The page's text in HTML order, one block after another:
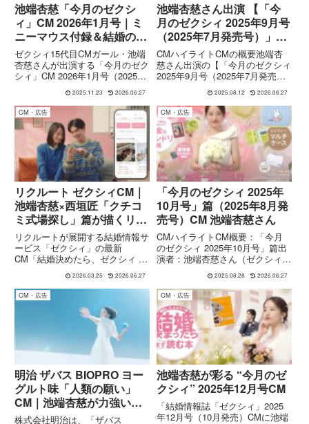
池端杏慈「今月のゼクシ
ィ」CM 2026年1月号｜ミ
ニーマウス付録＆結婚のお
金まる見せBOOKをチェッ
ク
ゼクシィ15代目CMガール・池端
杏慈さんが出演する「今月のゼク
シィ」CM 2026年1月号（2025年
11月発売号）の内容を紹介。ミ
ニーマウスのカード＆コインケー
ス付録や、「結婚のお金 裏側ま
でまる見せBOOK」など綴じ込み
別冊・特集情報もまとめます。
2025.11.23 2026.06.27
池端杏慈さん出演 【「今
月のゼクシィ 2025年9月号
（2025年7月発売号）」
篇】 CM
CMハイライトCMの概要池端杏
慈さん出演の【「今月のゼクシィ
2025年9月号（2025年7月発売
号）」篇】CMの詳細です：出演
者：池端杏慈さん（ゼクシィ15
代目CMガール） 放映／公開時
期：CMは2025年7月に公開宣伝
対象の雑誌は、同年...
2025.08.12 2026.06.27
CM・広告
リクルート ゼクシィCM｜
池端杏慈×西垣匠「クチコ
ミ式場探し」篇が描くリア
ルな結婚準備
リクルートが展開する結婚情報サ
ービス「ゼクシィ」の最新
CM「結婚決めたら、ゼクシィ ク
した。本作には、15代目CMガー
ルの池端杏慈さんと、CMボーイ
の西垣匠さんが出演。これまでの
シリーズ同様、自然体のカップル
2026.03.25 2026.06.27
CM・広告
「今月のゼクシィ 2025年
10月号」篇（2025年8月発
売号）CM 池端杏慈さん
CMハイライトCM概要：「今月
のゼクシィ 2025年10月号」篇出
演者：池端杏慈さん（ゼクシィ
期：2025年8月にYouTubeおよび
各メディアで公開されたCM 内容
（キャッチフレーズ）：「特大
号！」「何入...
2025.08.28 2026.06.27
CM・広告
明治 ザバス BIOPRO ヨー
グルト味「人類の願い」
CM｜池端杏慈が力強い投
球で新商品の魅力を表現
株式会社明治は、「ザバス
CM・広告
池端杏慈が彩る “今月のゼ
クシィ” 2025年12月号CM
「結婚情報誌「ゼクシィ」2025
年12月号（10月発売）CMに池端